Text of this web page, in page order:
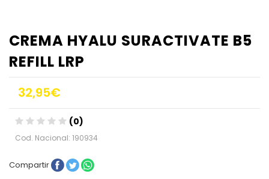
CREMA HYALU SURACTIVATE B5
REFILL LRP
32,95€
(0)
Cod. Nacional: 190934
Compartir